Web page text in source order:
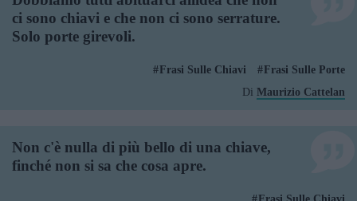
ci sono chiavi e che non ci sono serrature.
Solo porte girevoli.
Frasi Sulle Chiavi
Frasi Sulle Porte
Di Maurizio Cattelan
Non c'è nulla di più bello di una chiave,
finché non si sa che cosa apre.